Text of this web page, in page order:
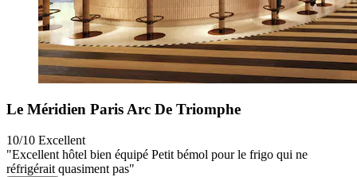
Le Méridien Paris Arc De Triomphe
10/10 Excellent
"Excellent hôtel bien équipé Petit bémol pour le frigo qui ne
réfrigérait quasiment pas"